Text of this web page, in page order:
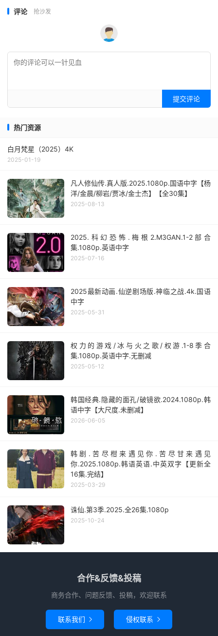
评论 抢沙发
提交评论
热门资源
白月梵星（2025）4K
2025-01-19
凡人修仙传.真人版.2025.1080p.国语中字【杨
洋/金晨/柳岩/贾冰/金士杰】【全30集】
2025-08-13
2025.科幻恐怖.梅根2.M3GAN.1-2部合
集.1080p.英语中字
2025-07-16
2025最新动画.仙逆剧场版.神临之战.4k.国语
中字
2025-05-31
权力的游戏/冰与火之歌/权游.1-8季合
集.1080p.英语中字.无删减
2025-05-12
韩国经典.隐藏的面孔/破镜欲.2024.1080p.韩
语中字【大尺度.未删减】
2026-06-05
韩剧.苦尽柑来遇见你.苦尽甘来遇见
你.2025.1080p.韩语英语.中英双字【更新全
16集.完结】
2025-03-29
诛仙.第3季.2025.全26集.1080p
2025-10-24
合作&反馈&投稿
商务合作、问题反馈、投稿，欢迎联系
联系我们  侵权联系 